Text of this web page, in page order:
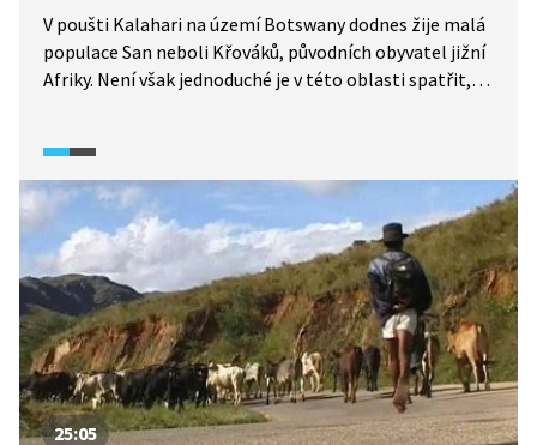
V poušti Kalahari na území Botswany dodnes žije malá
populace San neboli Křováků, původních obyvatel jižní
Afriky. Není však jednoduché je v této oblasti spatřit,
do vesnice, kde žijí příslušníci dalšího etnika, Hererové.
25:05